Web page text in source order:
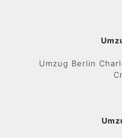
Umzug Berlin